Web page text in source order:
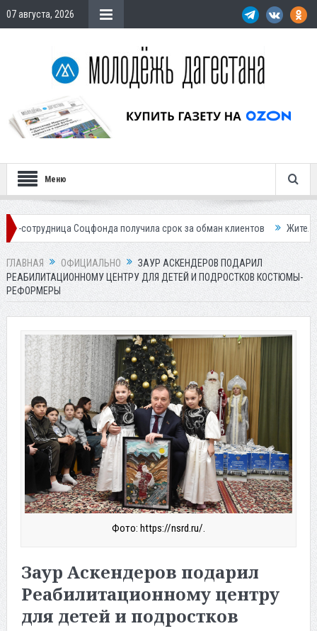
07 августа, 2026
Меню
Соцфонда получила срок за обман клиентов Жителей Дагестана
ГЛАВНАЯ ОФИЦИАЛЬНО
ЗАУР АСКЕНДЕРОВ ПОДАРИЛ
РЕАБИЛИТАЦИОННОМУ ЦЕНТРУ ДЛЯ ДЕТЕЙ И ПОДРОСТКОВ КОСТЮМЫ-
РЕФОРМЕРЫ
Фото: https://nsrd.ru/.
Заур Аскендеров подарил
Реабилитационному центру
для детей и подростков